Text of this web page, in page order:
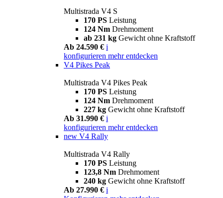
Multistrada V4 S
170 PS Leistung
124 Nm Drehmoment
ab 231 kg Gewicht ohne Kraftstoff
Ab 24.590 € i
konfigurieren mehr entdecken
V4 Pikes Peak
Multistrada V4 Pikes Peak
170 PS Leistung
124 Nm Drehmoment
227 kg Gewicht ohne Kraftstoff
Ab 31.990 € i
konfigurieren mehr entdecken
new V4 Rally
Multistrada V4 Rally
170 PS Leistung
123,8 Nm Drehmoment
240 kg Gewicht ohne Kraftstoff
Ab 27.990 € i